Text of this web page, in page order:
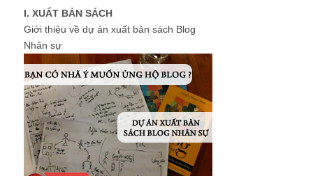
I. XUẤT BẢN SÁCH
Giới thiệu về dự án xuất bản sách Blog
Nhân sự